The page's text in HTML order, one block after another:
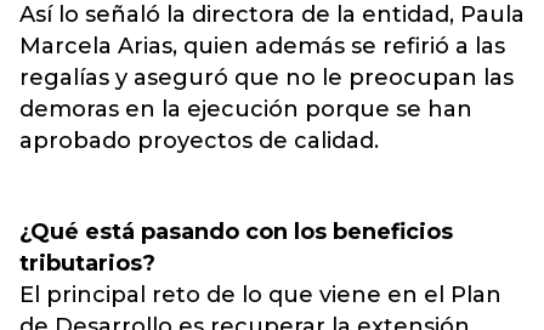
Así lo señaló la directora de la entidad, Paula
Marcela Arias, quien además se refirió a las
regalías y aseguró que no le preocupan las
demoras en la ejecución porque se han
aprobado proyectos de calidad.
¿Qué está pasando con los beneficios
tributarios?
El principal reto de lo que viene en el Plan